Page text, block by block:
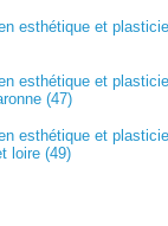
esthétique et
esthétique et
(47)
esthétique et
loire (49)